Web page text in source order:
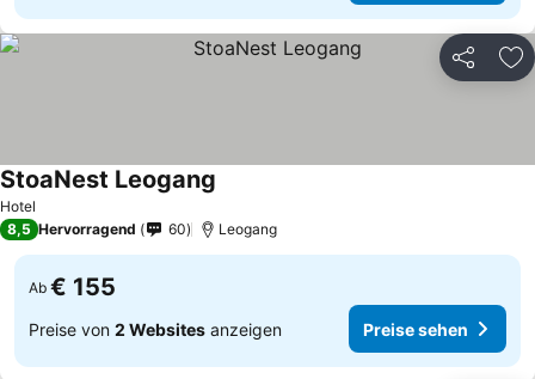
Teilen
Hotel
StoaNest Leogang
8,5 Hervorragend 60 Leogang
Ab € 155
Preise von 2 Websites anzeigen Preise sehen